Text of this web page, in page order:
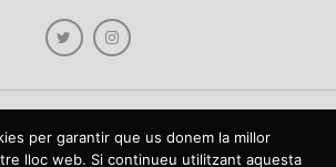
Tots els drets reservats / Todos los derechos
per garantir que us donem la millor
lloc web. Si continueu utilitzant aquesta